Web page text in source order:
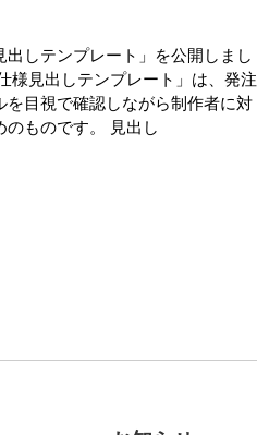
出しテンプレート」を公開しまし
様見出しテンプレート」は、発注
を目視で確認しながら制作者に対
のものです。 見出し